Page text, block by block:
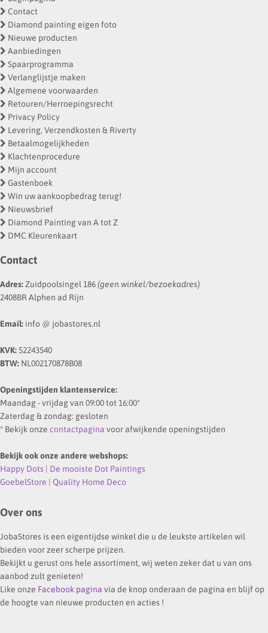
Contact
Diamond painting eigen foto
Nieuwe producten
Aanbiedingen
Spaarprogramma
Verlanglijstje maken
Algemene voorwaarden
Retouren/Herroepingsrecht
Privacy Policy
Levering, Verzendkosten & Riverty
Betaalmogelijkheden
Klachtenprocedure
Mijn account
Gastenboek
Win uw aankoopbedrag terug!
Nieuwsbrief
Diamond Painting van A tot Z
DMC Kleurenkaart
Contact
Adres:Zuidpoolsingel 186(geen winkel/bezoekadres)
2408BR Alphen ad Rijn
Email: info @ jobastores.nl
KVK:52243540
BTW: NL002170878B08
Openingstijden klantenservice:
Maandag - vrijdag van 09:00 tot 16:00*
Zaterdag & zondag: gesloten
* Bekijk onze contactpagina voor afwijkende openingstijden
Bekijk ook onze andere webshops:
Happy Dots | De mooiste Dot Paintings
GoebelStore | Quality Home Deco
Over ons
JobaStores is een eigentijdse winkel die u de leukste artikelen wil
bieden voor zeer scherpe prijzen.
Bekijkt u gerust ons hele assortiment, wij weten zeker dat u van ons
aanbod zult genieten!
Like onze Facebook pagina via de knop onderaan de pagina en blijf op
de hoogte van nieuwe producten en acties !